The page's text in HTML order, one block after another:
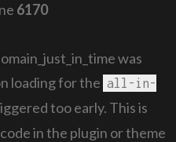
6170
was
loading for the all-in-
too early. This is
in the plugin or theme